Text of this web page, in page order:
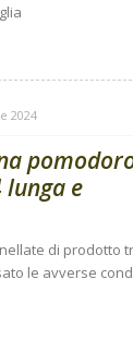
2024
e
di prodotto
le avverse